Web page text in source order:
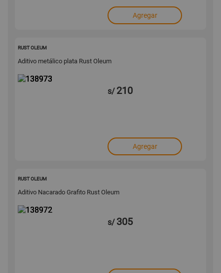
Agregar
RUST OLEUM
Aditivo metálico plata Rust Oleum
s/ 210
Agregar
RUST OLEUM
Aditivo Nacarado Grafito Rust Oleum
s/ 305